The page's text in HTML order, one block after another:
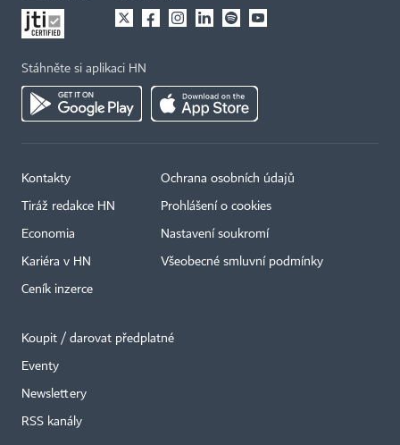
Stáhněte si aplikaci HN
Kontakty
Tiráž redakce HN
Economia
Kariéra v HN
Ceník inzerce
Ochrana osobních údajů
Prohlášení o cookies
Nastavení soukromí
Všeobecné smluvní podmínky
Koupit / darovat předplatné
Eventy
Newslettery
RSS kanály